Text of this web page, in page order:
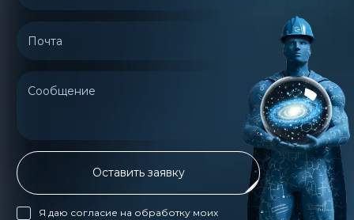
Почта
Сообщение
Оставить заявку
Я даю согласие на обработку моих